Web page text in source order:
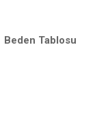
Beden Tablosu